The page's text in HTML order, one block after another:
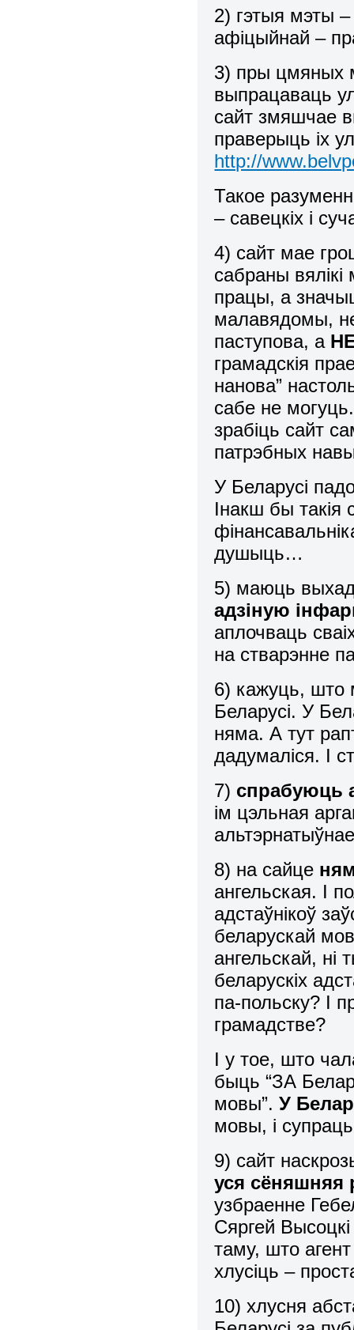
2) гэтыя мэты
афіцыйнай –
3) пры цмяных
выпрацаваць
сайт змяшчае
праверыць іх
http://
Такое
– савецкіх і
4) сайт мае
сабраны
працы, а
малавядомы,
паступова, а
грамадскія
нанова”
сабе не
зрабіць сайт
патрэбных
У Беларусі
Інакш бы
душыць…
5) маюць
адзіную
аплочваць
на стварэнне
6) кажуць, што
Беларусі. У
няма. А тут
дадумаліся. І
7) спрабуюць
ім цэльная
8) на сайце
ангельская. І
адстаўнікоў
беларускай
ангельскай,
беларускіх
па-польску? І
грамадстве?
І у тое, што
быць “ЗА
мовы”.У
мовы, і
9) сайт
уся сёняшняя
узбраенне
Сяргей
таму, што
хлусіць –
10) хлусня